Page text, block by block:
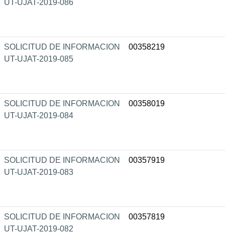
UT-UJAT-2019-086
SOLICITUD DE INFORMACION
UT-UJAT-2019-085
00358219
SOLICITUD DE INFORMACION
UT-UJAT-2019-084
00358019
SOLICITUD DE INFORMACION
UT-UJAT-2019-083
00357919
SOLICITUD DE INFORMACION
UT-UJAT-2019-082
00357819